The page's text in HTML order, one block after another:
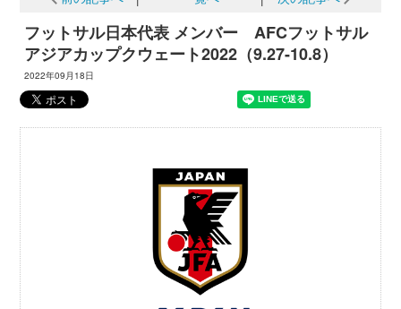
フットサル日本代表 メンバー AFCフットサル
アジアカップクウェート2022（9.27-10.8）
2022年09月18日